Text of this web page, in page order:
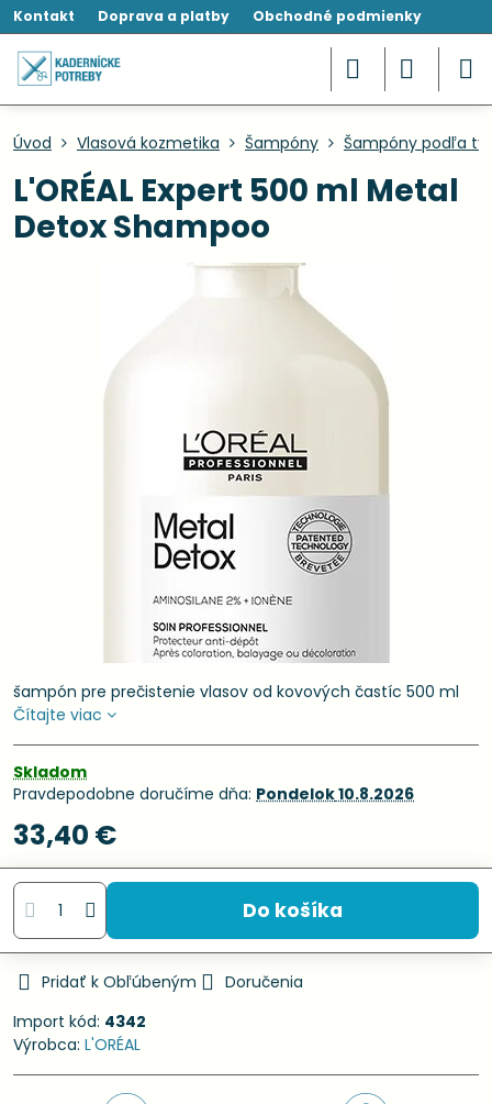
Kontakt Doprava a platby Obchodné podmienky
Úvod Vlasová kozmetika Šampóny Šampóny podľa
L'ORÉAL Expert 500 ml Metal
Detox Shampoo
šampón pre prečistenie vlasov od kovových častíc 500 ml
Čítajte viac
Skladom
Pravdepodobne doručíme dňa: Pondelok10.8.2026
33,40 €
Do košíka
Pridať k Obľúbeným
Doručenia
Import kód: 4342
Výrobca: L'ORÉAL